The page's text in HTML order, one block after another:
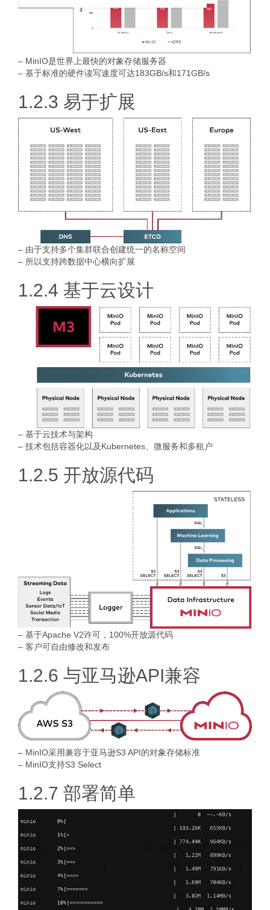
– MinIO是世界上最快的对象存储服务器
– 基于标准的硬件读写速度可达183GB/s和171GB/s
1.2.3 易于扩展
– 由于支持多个集群联合创建统一的名称空间
– 所以支持跨数据中心横向扩展
1.2.4 基于云设计
– 基于云技术与架构
– 技术包括容器化以及Kubernetes、微服务和多租户
1.2.5 开放源代码
– 基于Apache V2许可，100%开放源代码
– 客户可自由修改和发布
1.2.6 与亚马逊API兼容
– MinIO采用兼容于亚马逊S3 API的对象存储标准
– MinIO支持S3 Select
1.2.7 部署简单